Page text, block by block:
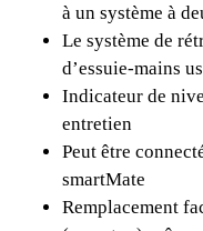
à un système à
Le système de
d’essuie-mains
Indicateur de
entretien
Peut être
smartMate
Remplacement